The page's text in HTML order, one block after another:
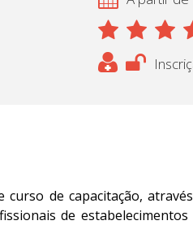
curso de capacitação,
de